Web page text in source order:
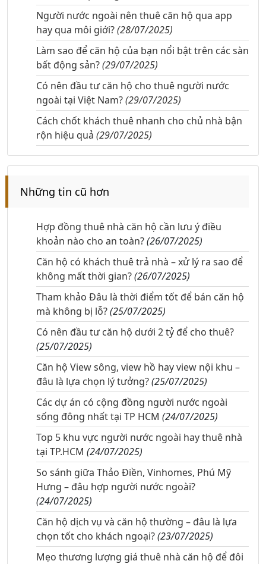
Người nước ngoài nên thuê căn hộ qua app
hay qua môi giới?(28/07/2025)
Làm sao để căn hộ của bạn nổi bật trên các sàn
bất động sản?(29/07/2025)
Có nên đầu tư căn hộ cho thuê người nước
ngoài tại Việt Nam?(29/07/2025)
Cách chốt khách thuê nhanh cho chủ nhà bận
rộn hiệu quả (29/07/2025)
Những tin cũ hơn
Hợp đồng thuê nhà căn hộ cần lưu ý điều
khoản nào cho an toàn?(26/07/2025)
Căn hộ có khách thuê trả nhà – xử lý ra sao để
không mất thời gian?(26/07/2025)
Tham khảo Đâu là thời điểm tốt để bán căn hộ
mà không bị lỗ?(25/07/2025)
Có nên đầu tư căn hộ dưới 2 tỷ để cho thuê?
(25/07/2025)
Căn hộ View sông, view hồ hay view nội khu –
đâu là lựa chọn lý tưởng?(25/07/2025)
Các dự án có cộng đồng người nước ngoài
sống đông nhất tại TP HCM (24/07/2025)
Top 5 khu vực người nước ngoài hay thuê nhà
tại TP.HCM (24/07/2025)
So sánh giữa Thảo Điền, Vinhomes, Phú Mỹ
Hưng – đâu hợp người nước ngoài?
(24/07/2025)
Căn hộ dịch vụ và căn hộ thường – đâu là lựa
chọn tốt cho khách ngoại?(23/07/2025)
Mẹo thương lượng giá thuê nhà căn hộ để đôi